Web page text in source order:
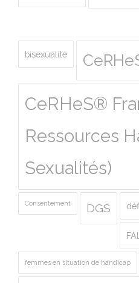
bisexualité
CeRHeS®
Ressources
Sexualités)
Consentement DGS
femmes en situation de handicap